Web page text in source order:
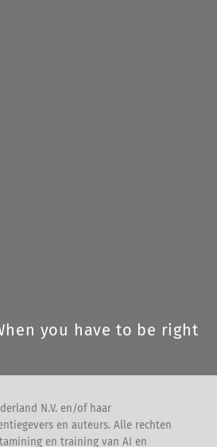
you have to be right
N.V. en/of haar
en auteurs. Alle rechten
en training van AI en